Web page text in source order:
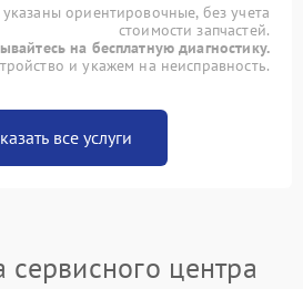
ориентировочные, без учета
стоимости запчастей.
на бесплатную диагностику.
и укажем на неисправность.
все услуги
центра